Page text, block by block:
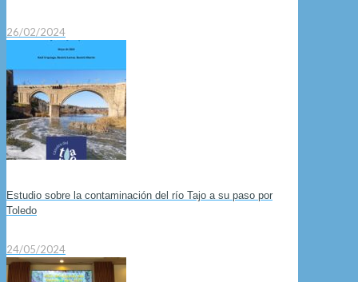
26/02/2024
Estudio sobre la contaminación del río Tajo a su paso por
Toledo
24/05/2024